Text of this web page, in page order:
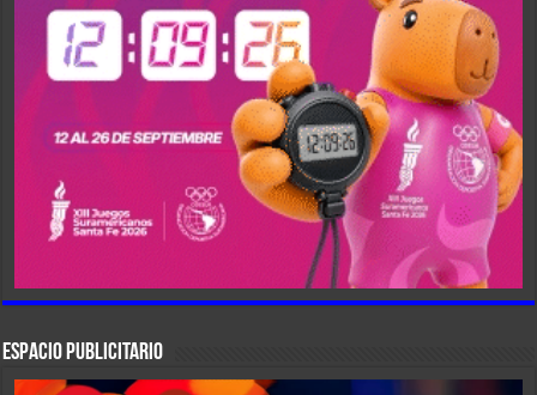
ESPACIO PUBLICITARIO